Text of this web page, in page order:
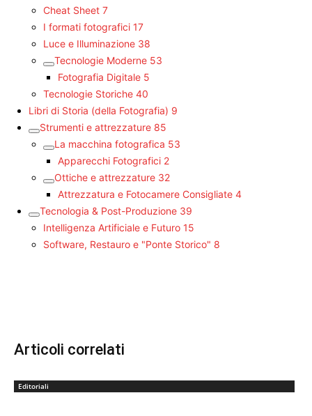
Cheat Sheet 7
I formati fotografici 17
Luce e Illuminazione 38
Tecnologie Moderne 53
Fotografia Digitale 5
Tecnologie Storiche 40
Libri di Storia (della Fotografia) 9
Strumenti e attrezzature 85
La macchina fotografica 53
Apparecchi Fotografici 2
Ottiche e attrezzature 32
Attrezzatura e Fotocamere Consigliate 4
Tecnologia & Post-Produzione 39
Intelligenza Artificiale e Futuro 15
Software, Restauro e "Ponte Storico" 8
Articoli correlati
Editoriali